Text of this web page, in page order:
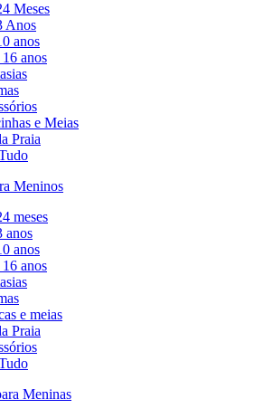
Meses
Anos
anos
16 anos
e Meias
Praia
Meninos
meses
anos
anos
16 anos
e meias
Praia
Meninas